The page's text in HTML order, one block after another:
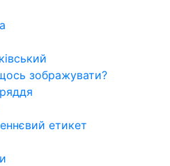
зображувати?
етикет